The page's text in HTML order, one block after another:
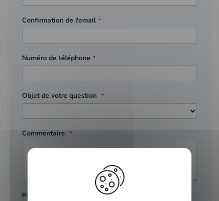
Confirmation de l'email
Numéro de téléphone
Objet de votre question
Commentaire
Pièce jointe